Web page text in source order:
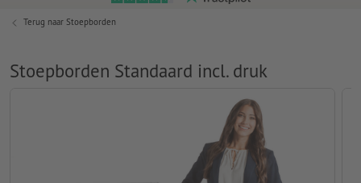
Terug naar Stoepborden
Stoepborden Standaard incl. druk